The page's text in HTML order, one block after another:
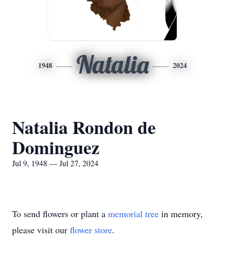
1948 Natalia 2024
Natalia Rondon de
Dominguez
Jul 9, 1948 — Jul 27, 2024
To send flowers or plant a memorial tree in memory,
please visit our flower store.